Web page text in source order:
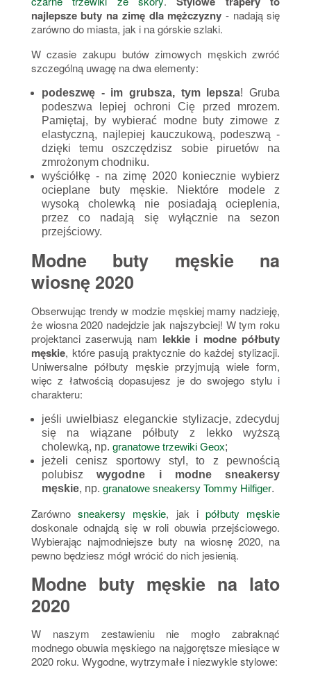
najlepsze buty na zimę dla mężczyzny - nadają się
zarówno do miasta, jak i na górskie szlaki.
W czasie zakupu butów zimowych męskich zwróć
szczególną uwagę na dwa elementy:
podeszwę - im grubsza, tym lepsza! Gruba
podeszwa lepiej ochroni Cię przed mrozem.
Pamiętaj, by wybierać modne buty zimowe z
elastyczną, najlepiej kauczukową, podeszwą -
dzięki temu oszczędzisz sobie piruetów na
zmrożonym chodniku.
wyściółkę - na zimę 2020 koniecznie wybierz
ocieplane buty męskie. Niektóre modele z
wysoką cholewką nie posiadają ocieplenia,
przez co nadają się wyłącznie na sezon
przejściowy.
Modne buty męskie na
wiosnę 2020
Obserwując trendy w modzie męskiej mamy nadzieję,
że wiosna 2020 nadejdzie jak najszybciej! W tym roku
projektanci zaserwują nam lekkie i modne półbuty
męskie, które pasują praktycznie do każdej stylizacji.
Uniwersalne półbuty męskie przyjmują wiele form,
więc z łatwością dopasujesz je do swojego stylu i
charakteru:
jeśli uwielbiasz eleganckie stylizacje, zdecyduj
się na wiązane półbuty z lekko wyższą
cholewką, np. granatowe trzewiki Geox;
jeżeli cenisz sportowy styl, to z pewnością
polubiszwygodne i modne sneakersy
męskie, np. granatowe sneakersy Tommy Hilfiger.
Zarównosneakersy męskie, jak i półbuty męskie
doskonale odnajdą się w roli obuwia przejściowego.
Wybierając najmodniejsze buty na wiosnę 2020, na
pewno będziesz mógł wrócić do nich jesienią.
Modne buty męskie na lato
2020
W naszym zestawieniu nie mogło zabraknąć
modnego obuwia męskiego na najgorętsze miesiące w
2020 roku. Wygodne, wytrzymałe i niezwykle stylowe: